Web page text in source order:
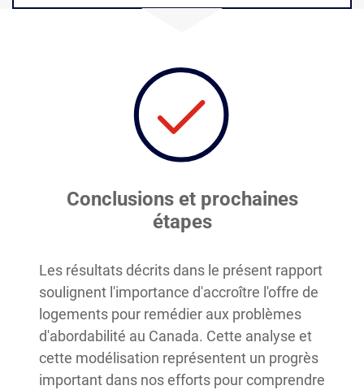
Conclusions et prochaines
étapes
Les résultats décrits dans le présent rapport
soulignent l'importance d'accroître l'offre de
logements pour remédier aux problèmes
d'abordabilité au Canada. Cette analyse et
cette modélisation représentent un progrès
important dans nos efforts pour comprendre